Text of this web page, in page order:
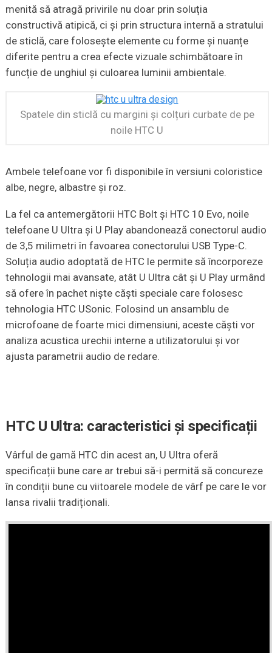
menită să atragă privirile nu doar prin soluția
constructivă atipică, ci și prin structura internă a stratului
de sticlă, care folosește elemente cu forme și nuanțe
diferite pentru a crea efecte vizuale schimbătoare în
funcție de unghiul și culoarea luminii ambientale.
Spatele din sticlă cu margini și colțuri curbate de pe
noile HTC U
Ambele telefoane vor fi disponibile în versiuni coloristice
albe, negre, albastre și roz.
La fel ca antemergătorii HTC Bolt și HTC 10 Evo, noile
telefoane U Ultra și U Play abandonează conectorul audio
de 3,5 milimetri în favoarea conectorului USB Type-C.
Soluția audio adoptată de HTC le permite să încorporeze
tehnologii mai avansate, atât U Ultra cât și U Play urmând
să ofere în pachet niște căști speciale care folosesc
tehnologia HTC USonic. Folosind un ansamblu de
microfoane de foarte mici dimensiuni, aceste căști vor
analiza acustica urechii interne a utilizatorului și vor
ajusta parametrii audio de redare.
HTC U Ultra: caracteristici și specificații
Vârful de gamă HTC din acest an, U Ultra oferă
specificații bune care ar trebui să-i permită să concureze
în condiții bune cu viitoarele modele de vârf pe care le vor
lansa rivalii tradiționali.